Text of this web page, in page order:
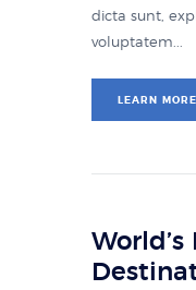
dicta sunt,
voluptatem...
LEARN MORE
World’s